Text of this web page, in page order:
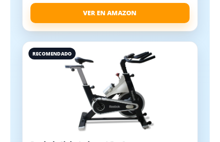
VER EN AMAZON
RECOMENDADO